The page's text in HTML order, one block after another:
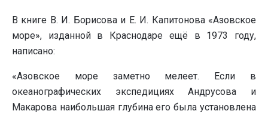
В книге В. И. Борисова и Е. И. Капитонова «Азовское
море», изданной в Краснодаре ещё в 1973 году,
написано:
«Азовское море заметно мелеет. Если в
океанографических экспедициях Андрусова и
Макарова наибольшая глубина его была установлена